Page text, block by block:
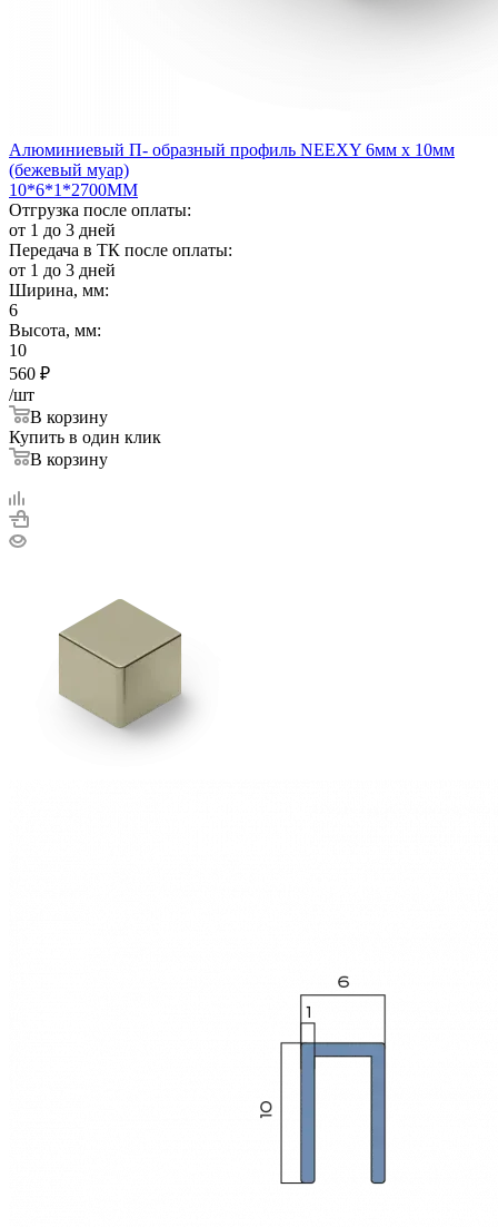
Алюминиевый П- образный профиль NEEXY 6мм х 10мм
(бежевый муар)
10*6*1*2700ММ
Отгрузка после оплаты:
от 1 до 3 дней
Передача в ТК после оплаты:
от 1 до 3 дней
Ширина, мм:
6
Высота, мм:
10
560 ₽
/шт
В корзину
Купить в один клик
В корзину